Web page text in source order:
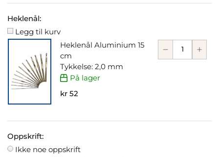
Heklenål:
Legg til kurv
Heklenål Aluminium 15
cm
Tykkelse: 2,0 mm
På lager
kr 52
Oppskrift:
Ikke noe oppskrift